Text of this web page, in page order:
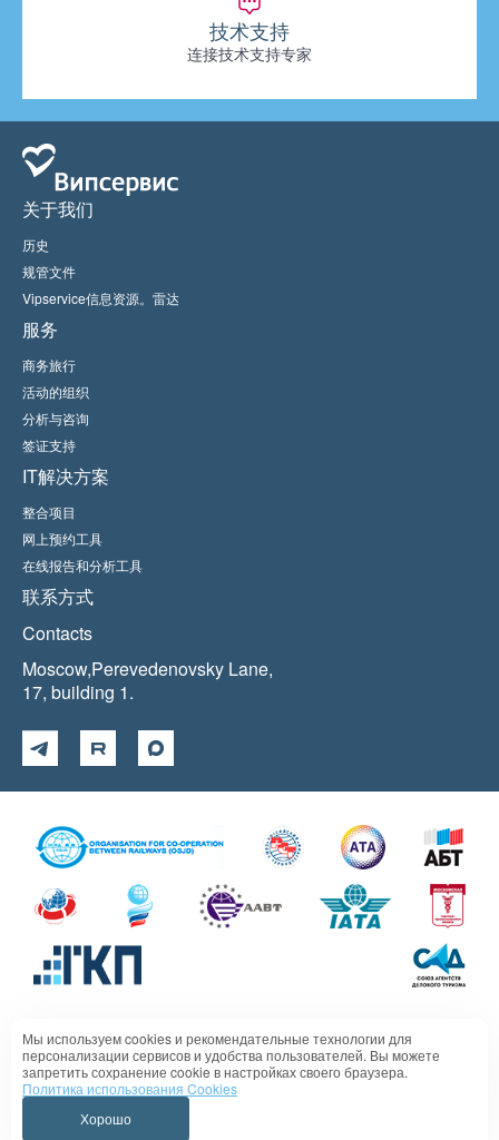
技术支持
连接技术支持专家
关于我们
历史
规管文件
Vipservice信息资源。雷达
服务
商务旅行
活动的组织
分析与咨询
签证支持
IT解决方案
整合项目
网上预约工具
在线报告和分析工具
联系方式
Contacts
Moscow,Perevedenovsky Lane,
17, building 1.
Политика в отношении обработки персональных данных
Мы используем cookies и рекомендательные технологии для
персонализации сервисов и удобства пользователей. Вы можете
запретить сохранение cookie в настройках своего браузера.
Политика использования Cookies
Хорошо